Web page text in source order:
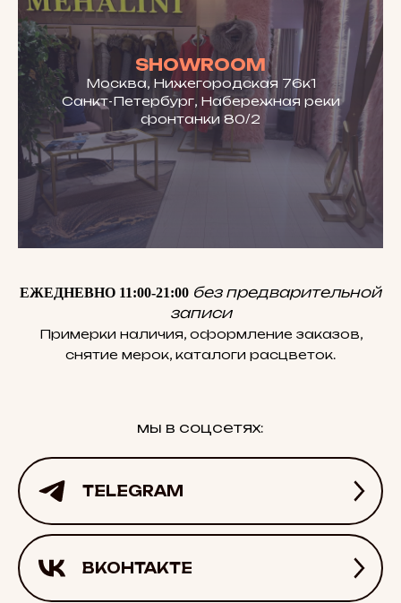
SHOWROOM
Москва, Нижегородская 76к1
Санкт-Петербург, Набережная реки
фонтанки 80/2
ЕЖЕДНЕВНО 11:00-21:00 без предварительной
записи
Примерки наличия, оформление заказов,
снятие мерок, каталоги расцветок.
мы в соцсетях:
TELEGRAM
ВКОНТАКТЕ